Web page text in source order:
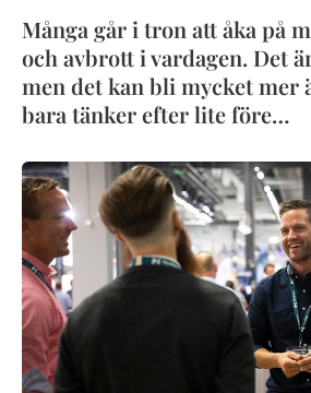
Många går i tron att åka på
och avbrott i vardagen. Det
men det kan bli mycket mer
bara tänker efter lite före…